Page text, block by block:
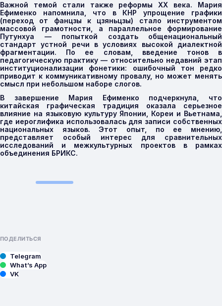
Важной темой стали также реформы XX века. Мария
Ефименко напомнила, что в КНР упрощение графики
(переход от фанцзы к цзяньцзы) стало инструментом
массовой грамотности, а параллельное формирование
Путунхуа — попыткой создать общенациональный
стандарт устной речи в условиях высокой диалектной
фрагментации. По ее словам, введение тонов в
педагогическую практику — относительно недавний этап
институционализации фонетики: ошибочный тон редко
приводит к коммуникативному провалу, но может менять
смысл при небольшом наборе слогов.
В завершение Мария Ефименко подчеркнула, что
китайская графическая традиция оказала серьезное
влияние на языковую культуру Японии, Кореи и Вьетнама,
где иероглифика использовалась для записи собственных
национальных языков. Этот опыт, по ее мнению,
представляет особый интерес для сравнительных
исследований и межкультурных проектов в рамках
объединения БРИКС.
ПОДЕЛИТЬСЯ
Telegram
What’s App
VK